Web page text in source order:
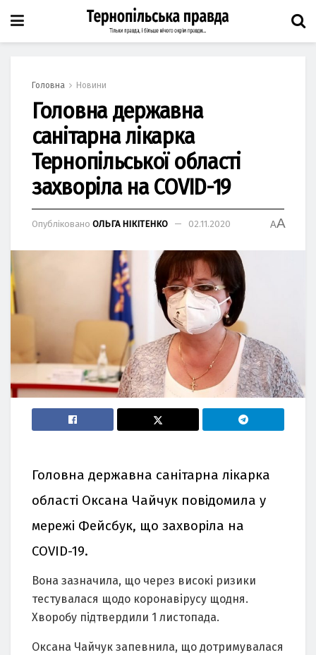
Головна Новини
Головна державна
санітарна лікарка
Тернопільської області
захворіла на COVID-19
Опубліковано ОЛЬГА НІКІТЕНКО 02.11.2020 AA
Головна державна санітарна лікарка
області Оксана Чайчук повідомила у
мережі Фейсбук, що захворіла на
COVID-19.
Вона зазначила, що через високі ризики
тестувалася щодо коронавірусу щодня.
Хворобу підтвердили 1 листопада.
Оксана Чайчук запевнила, що дотримувалася